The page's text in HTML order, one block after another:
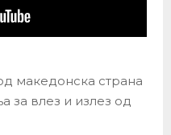
македонска страна
за влез и излез од